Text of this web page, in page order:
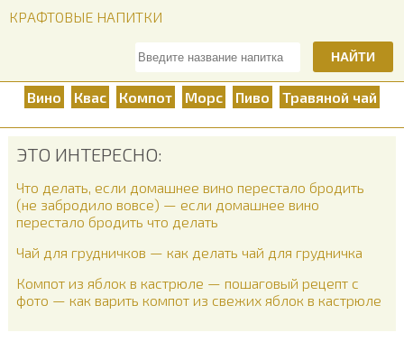
КРАФТОВЫЕ НАПИТКИ
НАЙТИ
Вино Квас Компот Морс Пиво Травяной чай
ЭТО ИНТЕРЕСНО:
Что делать, если домашнее вино перестало бродить
(не забродило вовсе) — если домашнее вино
перестало бродить что делать
Чай для грудничков — как делать чай для грудничка
Компот из яблок в кастрюле — пошаговый рецепт с
фото — как варить компот из свежих яблок в кастрюле